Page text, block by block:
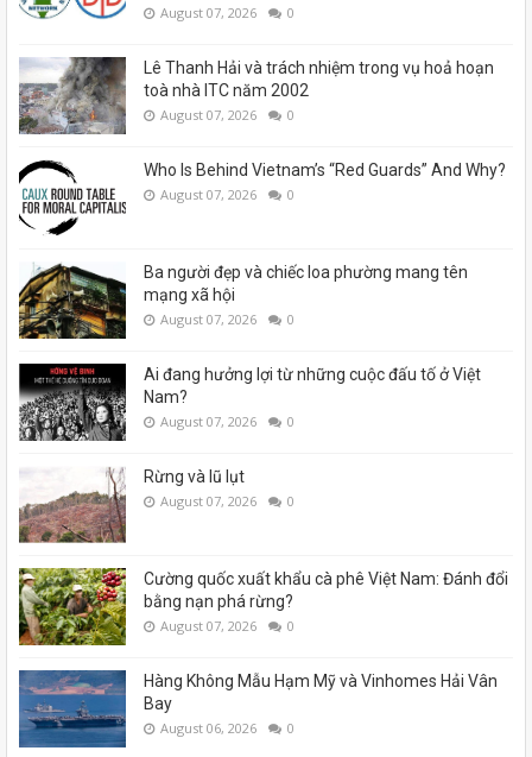
August 07, 2026 0
Lê Thanh Hải và trách nhiệm trong vụ hoả hoạn
toà nhà ITC năm 2002
August 07, 2026 0
Who Is Behind Vietnam’s “Red Guards” And Why?
August 07, 2026 0
Ba người đẹp và chiếc loa phường mang tên
mạng xã hội
August 07, 2026 0
Ai đang hưởng lợi từ những cuộc đấu tố ở Việt
Nam?
August 07, 2026 0
Rừng và lũ lụt
August 07, 2026 0
Cường quốc xuất khẩu cà phê Việt Nam: Đánh đổi
bằng nạn phá rừng?
August 07, 2026 0
Hàng Không Mẫu Hạm Mỹ và Vinhomes Hải Vân
Bay
August 06, 2026 0